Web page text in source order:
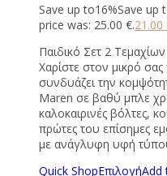
Save up to16%Save up
price was: 25.00 €.21.00
Παιδικό Σετ 2
Χαρίστε στον μικρό
συνδυάζει την
Maren σε βαθύ μπλε
καλοκαιρινές βόλτες,
πρώτες του επίσημες
με ανάγλυφη υφή
Quick ShopΕπιλογήAdd